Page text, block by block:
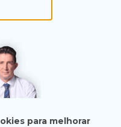
para melhorar